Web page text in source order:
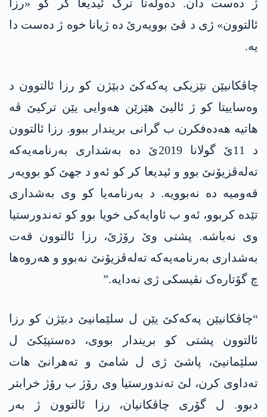
ژ دەست دان. دەولەتا ترک ئیدیعا کر کو «رزا
ئالتوون» ژی د ڤێ بوویەرێ دە ژیانا خوە ژ دەست دا
یە.
چاڤکانیێن نێزیکی په‌كه‌كێ دبێژن کو رزا ئالتوون د
وەساییتا کو ژ ئالیێ هێزێن هەوایی یێن ترکیێ ڤە
هاتیە هەدەفکرن ب گرانی بریندار ببوو. رزا ئالتوون
د 11ێ گولانا 2019ێ دە بەشداری بەرنامەیەکە
تەلەڤزیۆنێ بوو و ئیدیعا کر کو ئەو د جهێ کو بوویەر
قەومیە دە نەبوویە. د بەرنامەیا کو وی بەشداری
تێده‌ كربوو، ئەو ب ئاوایەکی خویا بوو کو تەندورستیا
وی نەباشە. پشتی وێ رۆژێ، رزا ئالتوون قەت
بەشداری بەرنامەیەکە تەلەڤزیۆنێ نەبوو و هەروه‌ها
چ گۆتارەک نڤیسکی ژی نەدایە.”
“چاڤکانیێن په‌كه‌كێ یێن ل سلێمانیێ دبێژن کو رزا
ئالتوون پشتی کو بریندار بووی، ده‌ستپێكێ ل
سلێمانیێ، پاشێ ژی ل شامێ و تەهرانێ هات
تەداوی کرن، لێ تەندورستیا وی رۆژ ب رۆژ خرابتر
دبوو. ل گۆری چاڤکانیان، رزا ئالتوون ژ بەر